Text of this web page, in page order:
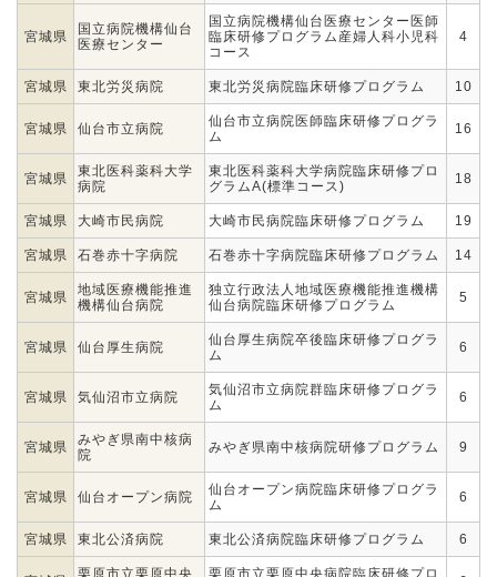
宮城県
国立病院機構仙台
医療センター
国立病院機構仙台医療センター医師
臨床研修プログラム産婦人科小児科
コース
4
宮城県 東北労災病院 東北労災病院臨床研修プログラム 10
宮城県 仙台市立病院
仙台市立病院医師臨床研修プログラ
ム
16
宮城県
東北医科薬科大学
病院
東北医科薬科大学病院臨床研修プロ
グラムA(標準コース)
18
宮城県 大崎市民病院 大崎市民病院臨床研修プログラム 19
宮城県 石巻赤十字病院 石巻赤十字病院臨床研修プログラム 14
宮城県
地域医療機能推進
機構仙台病院
独立行政法人地域医療機能推進機構
仙台病院臨床研修プログラム
5
宮城県 仙台厚生病院
仙台厚生病院卒後臨床研修プログラ
ム
6
宮城県 気仙沼市立病院
気仙沼市立病院群臨床研修プログラ
ム
6
宮城県
みやぎ県南中核病
院
みやぎ県南中核病院研修プログラム 9
宮城県 仙台オープン病院
仙台オープン病院臨床研修プログラ
ム
6
宮城県 東北公済病院 東北公済病院臨床研修プログラム 6